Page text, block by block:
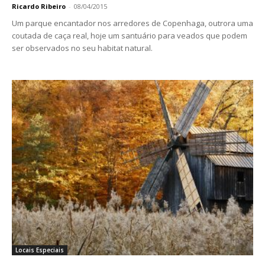
Ricardo Ribeiro - 08/04/2015
Um parque encantador nos arredores de Copenhaga, outrora uma
coutada de caça real, hoje um santuário para veados que podem
ser observados no seu habitat natural.
Locais Especiais